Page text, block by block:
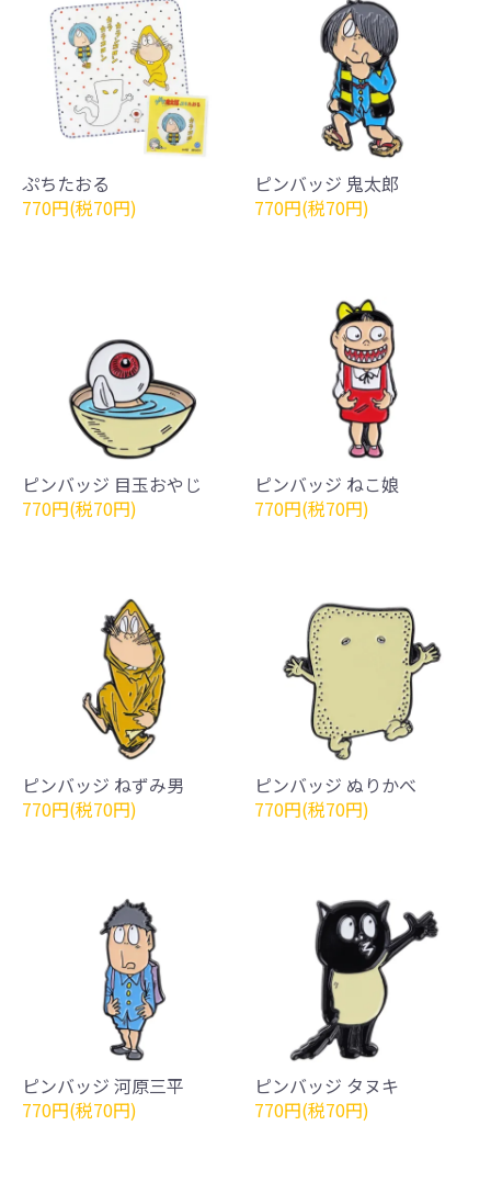
ぷちたおる
770円(税70円)
ピンバッジ 鬼太郎
770円(税70円)
ピンバッジ 目玉おやじ
770円(税70円)
ピンバッジ ねこ娘
770円(税70円)
ピンバッジ ねずみ男
770円(税70円)
ピンバッジ ぬりかべ
770円(税70円)
ピンバッジ 河原三平
770円(税70円)
ピンバッジ タヌキ
770円(税70円)